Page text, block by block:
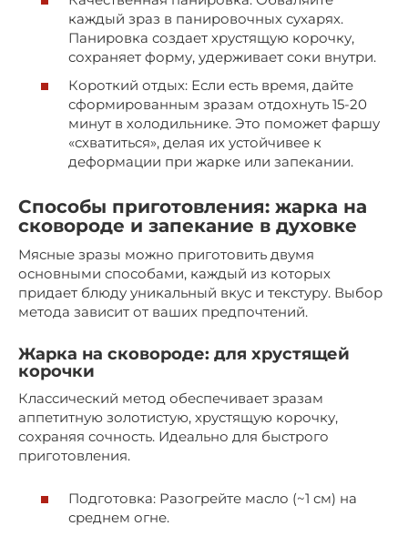
каждый зраз в панировочных сухарях.
Панировка создает хрустящую корочку,
сохраняет форму, удерживает соки внутри.
Короткий отдых: Если есть время, дайте
сформированным зразам отдохнуть 15-20
минут в холодильнике. Это поможет фаршу
«схватиться», делая их устойчивее к
деформации при жарке или запекании.
Способы приготовления: жарка на
сковороде и запекание в духовке
Мясные зразы можно приготовить двумя
основными способами, каждый из которых
придает блюду уникальный вкус и текстуру. Выбор
метода зависит от ваших предпочтений.
Жарка на сковороде: для хрустящей
корочки
Классический метод обеспечивает зразам
аппетитную золотистую, хрустящую корочку,
сохраняя сочность. Идеально для быстрого
приготовления.
Подготовка: Разогрейте масло (~1 см) на
среднем огне.